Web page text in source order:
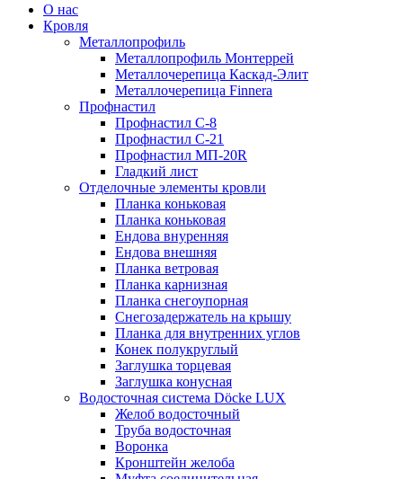
О нас
Кровля
Металлопрофиль
Металлопрофиль Монтеррей
Металлочерепица Каскад-Элит
Металлочерепица Finnera
Профнастил
Профнастил С-8
Профнастил С-21
Профнастил МП-20R
Гладкий лист
Отделочные элементы кровли
Планка коньковая
Планка коньковая
Ендова внуренняя
Ендова внешняя
Планка ветровая
Планка карнизная
Планка снегоупорная
Снегозадержатель на крышу
Планка для внутренних углов
Конек полукруглый
Заглушка торцевая
Заглушка конусная
Водосточная система Döcke LUX
Желоб водосточный
Труба водосточная
Воронка
Кронштейн желоба